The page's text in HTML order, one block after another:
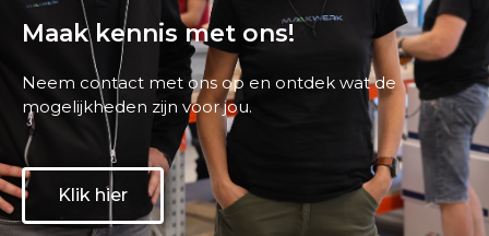
Maak kennis met ons!
Neem contact met ons op en ontdek wat de
mogelijkheden zijn voor jou.
Klik hier